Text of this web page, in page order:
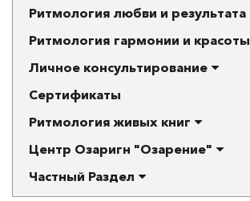
Ритмология любви и результата
Ритмология гармонии и красоты
Личное консультирование
Сертификаты
Ритмология живых книг
Центр Озаригн "Озарение"
Частный Раздел